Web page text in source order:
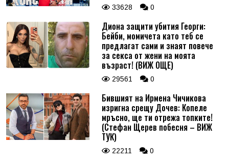
33628 0
Диона защити убития Георги:
Бейби, момичета като теб се
предлагат сами и знаят повече
за секса от жени на моята
възраст! (ВИЖ ОЩЕ)
29561 0
Бившият на Ирмена Чичикова
изригна срещу Дочев: Копеле
мръсно, ще ти отрежа топките!
(Стефан Щерев побесня – ВИЖ
ТУК)
22211 0